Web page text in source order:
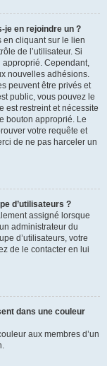
je en rejoindre un ?
en cliquant sur le lien
de l’utilisateur. Si
Cependant,
nouvelles adhésions.
peuvent être privés et
public, vous pouvez le
est restreint et nécessite
bouton approprié. Le
votre requête et
de ne pas harceler un
d’utilisateurs ?
assigné lorsque
administrateur du
d’utilisateurs, votre
de le contacter en lui
dans une couleur
aux membres d’un